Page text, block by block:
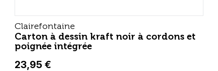
Clairefontaine
Carton à dessin kraft noir à cordons et
poignée intégrée
23,95 €